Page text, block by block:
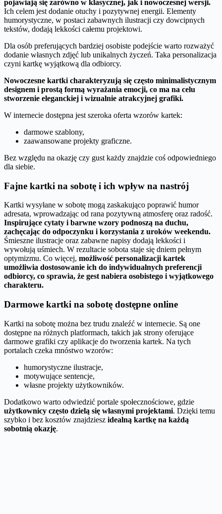
pojawiają się zarówno w klasycznej, jak i nowoczesnej wersji.
Ich celem jest dodanie otuchy i pozytywnej energii. Elementy
humorystyczne, w postaci zabawnych ilustracji czy dowcipnych
tekstów, dodają lekkości całemu projektowi.
Dla osób preferujących bardziej osobiste podejście warto rozważyć
dodanie własnych zdjęć lub unikalnych życzeń. Taka personalizacja
czyni kartkę wyjątkową dla odbiorcy.
Nowoczesne kartki charakteryzują się często minimalistycznym
designem i prostą formą wyrażania emocji, co ma na celu
stworzenie eleganckiej i wizualnie atrakcyjnej grafiki.
W internecie dostępna jest szeroka oferta wzorów kartek:
darmowe szablony,
zaawansowane projekty graficzne.
Bez względu na okazję czy gust każdy znajdzie coś odpowiedniego
dla siebie.
Fajne kartki na sobotę i ich wpływ na nastrój
Kartki wysyłane w sobotę mogą zaskakująco poprawić humor
adresata, wprowadzając od rana pozytywną atmosferę oraz radość.
Inspirujące cytaty i barwne wzory podnoszą na duchu,
zachęcając do odpoczynku i korzystania z uroków weekendu.
Śmieszne ilustracje oraz zabawne napisy dodają lekkości i
wywołują uśmiech. W rezultacie sobota staje się dniem pełnym
optymizmu. Co więcej, możliwość personalizacji kartek
umożliwia dostosowanie ich do indywidualnych preferencji
odbiorcy, co sprawia, że gest nabiera osobistego i wyjątkowego
charakteru.
Darmowe kartki na sobotę dostępne online
Kartki na sobotę można bez trudu znaleźć w internecie. Są one
dostępne na różnych platformach, takich jak strony oferujące
darmowe grafiki czy aplikacje do tworzenia kartek. Na tych
portalach czeka mnóstwo wzorów:
humorystyczne ilustracje,
motywujące sentencje,
własne projekty użytkowników.
Dodatkowo warto odwiedzić portale społecznościowe, gdzie
użytkownicy często dzielą się własnymi projektami. Dzięki temu
szybko i bez kosztów znajdziesz idealną kartkę na każdą
sobotnią okazję.